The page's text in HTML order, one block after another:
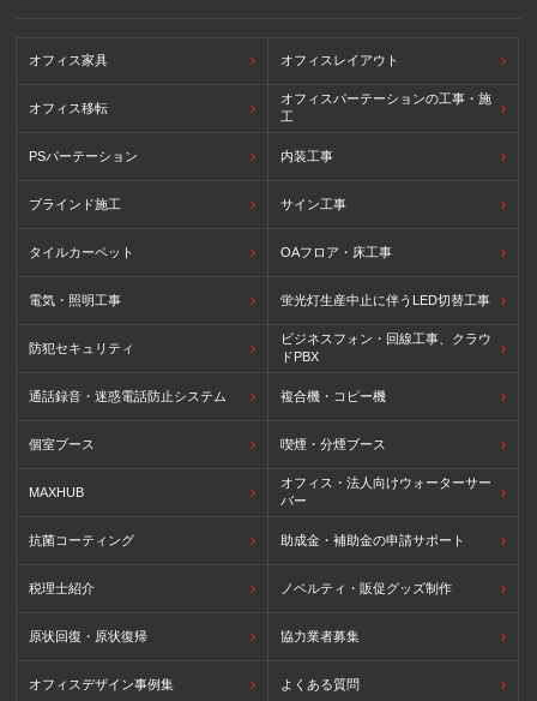
オフィス家具 オフィスレイアウト
オフィス移転
オフィスパーテーションの工事・施
工
PSパーテーション 内装工事
ブラインド施工 サイン工事
タイルカーペット OAフロア・床工事
電気・照明工事 蛍光灯生産中止に伴うLED切替工事
防犯セキュリティ
ビジネスフォン・回線工事、クラウ
ドPBX
通話録音・迷惑電話防止システム 複合機・コピー機
個室ブース 喫煙・分煙ブース
MAXHUB
オフィス・法人向けウォーターサー
バー
抗菌コーティング 助成金・補助金の申請サポート
税理士紹介 ノベルティ・販促グッズ制作
原状回復・原状復帰 協力業者募集
オフィスデザイン事例集 よくある質問